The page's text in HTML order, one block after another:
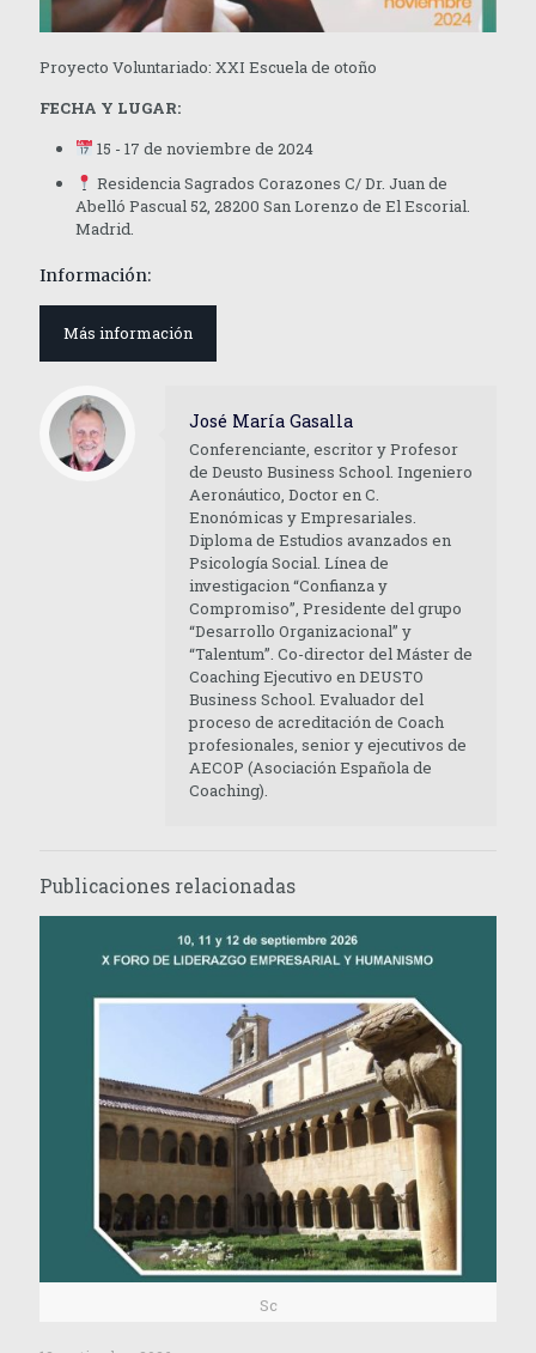
Proyecto Voluntariado: XXI Escuela de otoño
FECHA Y LUGAR:
15 - 17 de noviembre de 2024
Residencia Sagrados Corazones C/ Dr. Juan de
Abelló Pascual 52, 28200 San Lorenzo de El Escorial.
Madrid.
Información:
Más información
José María Gasalla
Conferenciante, escritor y Profesor
de Deusto Business School. Ingeniero
Aeronáutico, Doctor en C.
Enonómicas y Empresariales.
Diploma de Estudios avanzados en
Psicología Social. Línea de
investigacion “Confianza y
Compromiso”, Presidente del grupo
“Desarrollo Organizacional” y
“Talentum”. Co-director del Máster de
Coaching Ejecutivo en DEUSTO
Business School. Evaluador del
proceso de acreditación de Coach
profesionales, senior y ejecutivos de
AECOP (Asociación Española de
Coaching).
Publicaciones relacionadas
Sc